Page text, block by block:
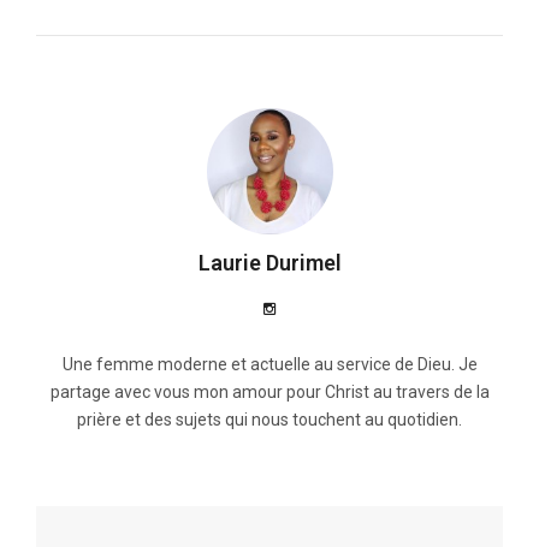
Laurie Durimel
Une femme moderne et actuelle au service de Dieu. Je
partage avec vous mon amour pour Christ au travers de la
prière et des sujets qui nous touchent au quotidien.